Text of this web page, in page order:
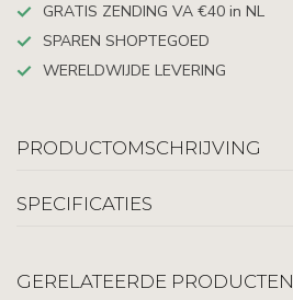
GRATIS ZENDING VA €40 in NL
SPAREN SHOPTEGOED
WERELDWIJDE LEVERING
PRODUCTOMSCHRIJVING
SPECIFICATIES
GERELATEERDE PRODUCTEN